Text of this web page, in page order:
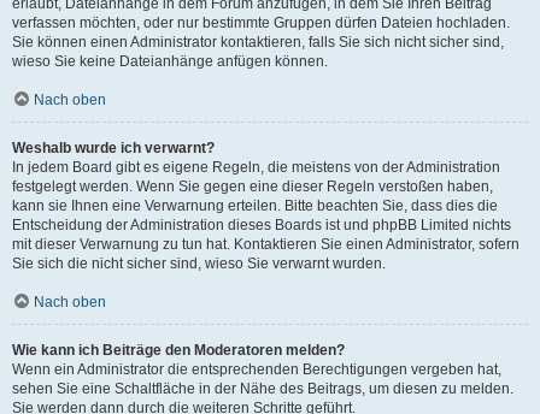
erlaubt, Dateianhänge in dem Forum anzufügen, in dem Sie Ihren Beitrag
verfassen möchten, oder nur bestimmte Gruppen dürfen Dateien hochladen.
Sie können einen Administrator kontaktieren, falls Sie sich nicht sicher sind,
wieso Sie keine Dateianhänge anfügen können.
Nach oben
Weshalb wurde ich verwarnt?
In jedem Board gibt es eigene Regeln, die meistens von der Administration
festgelegt werden. Wenn Sie gegen eine dieser Regeln verstoßen haben,
kann sie Ihnen eine Verwarnung erteilen. Bitte beachten Sie, dass dies die
Entscheidung der Administration dieses Boards ist und phpBB Limited nichts
mit dieser Verwarnung zu tun hat. Kontaktieren Sie einen Administrator, sofern
Sie sich die nicht sicher sind, wieso Sie verwarnt wurden.
Nach oben
Wie kann ich Beiträge den Moderatoren melden?
Wenn ein Administrator die entsprechenden Berechtigungen vergeben hat,
sehen Sie eine Schaltfläche in der Nähe des Beitrags, um diesen zu melden.
Sie werden dann durch die weiteren Schritte geführt.